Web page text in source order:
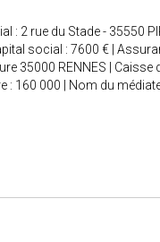
rue du Stade - 35550
social : 7600 € |
35000 RENNES |
160 000 | Nom du